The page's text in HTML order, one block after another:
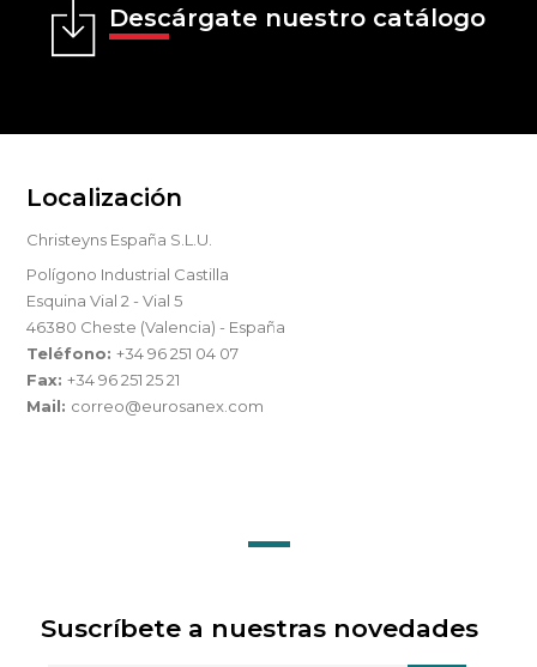
Descárgate nuestro catálogo
Localización
Christeyns España S.L.U.
Polígono Industrial Castilla
Esquina Vial 2 - Vial 5
46380 Cheste (Valencia) - España
Teléfono:+34 96 251 04 07
Fax:+34 96 251 25 21
Mail: correo@eurosanex.com
Suscríbete a nuestras novedades